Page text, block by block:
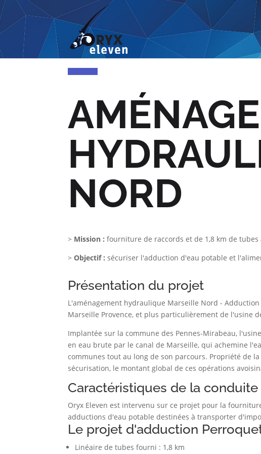
NORD
> Mission : fourniture de raccords et de 1,8 km de
>Objectif : sécuriser l'adduction d'eau potable et
Présentation du projet
L'aménagement hydraulique Marseille Nord -
Marseille Provence, et plus particulièrement de l'usine
Implantée sur la commune des Pennes-Mirabeau,
en eau brute par le canal de Marseille, qui achemine
communes tout au long de son parcours. Propriété de
sécurisation, le montant global de ces opérations
Caractéristiques de la conduite
Oryx Eleven est intervenu sur ce projet pour la
adductions d'eau potable destinées à transporter
Le projet d'adduction
Linéaire de tubes fourni : 1,8 km